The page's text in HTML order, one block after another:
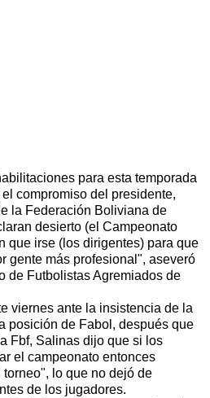
para esta temporada
compromiso del presidente,
la Federación Boliviana de
desierto (el Campeonato
que irse (los dirigentes) para que
gente más profesional", aseveró
de Futbolistas Agremiados de
viernes ante la insistencia de la
posición de Fabol, después que
Fbf, Salinas dijo que si los
el campeonato entonces
lo que no dejó de
de los jugadores.